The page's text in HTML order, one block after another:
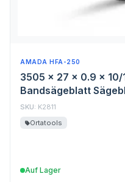
AMADA HFA-250
3505 x 27 x 0.9 x 10/
Bandsägeblatt
SKU: K2811
Ortatools
Auf Lager